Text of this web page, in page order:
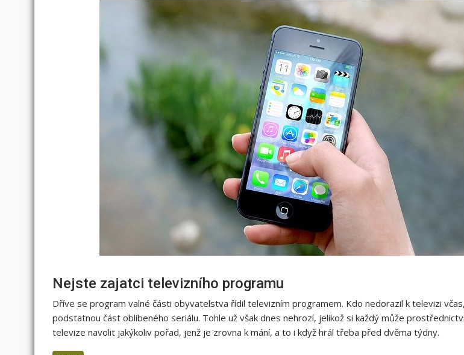
Nejste zajatci televizního programu
Dříve se program valné části obyvatelstva řídil televizním programem. Kdo nedorazil k televizi
podstatnou část oblíbeného seriálu. Tohle už však dnes nehrozí, jelikož si každý může
televize navolit jakýkoliv pořad, jenž je zrovna k mání, a to i když hrál třeba před dvěma týdny.